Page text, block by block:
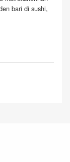
bari di sushi,